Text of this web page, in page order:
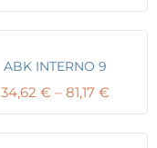
range:
38,99
ABK INTERNO 9
34,62 € – 81,17 €Price
range:
34,62